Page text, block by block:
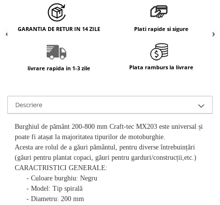
GARANTIA DE RETUR IN 14 ZILE Plati rapide si sigure
livrare rapida in 1-3 zile Plata ramburs la livrare
Descriere
Burghiul de pământ 200-800 mm Craft-tec MX203 este universal și
poate fi atașat la majoritatea tipurilor de motoburghie.
Acesta are rolul de a găuri pământul, pentru diverse întrebuințări
(găuri pentru plantat copaci, găuri pentru garduri/construcții,etc.)
CARACTRISTICI GENERALE:
- Culoare burghiu: Negru
- Model: Tip spirală
- Diametru: 200 mm